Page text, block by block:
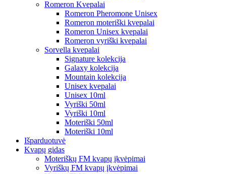
Romeron Kvepalai
Romeron Pheromone Unisex
Romeron moteriški kvepalai
Romeron Unisex kvepalai
Romeron vyriški kvepalai
Sorvella kvepalai
Signature kolekcija
Galaxy kolekcija
Mountain kolekcija
Unisex kvepalai
Unisex 10ml
Vyriški 50ml
Vyriški 10ml
Moteriški 50ml
Moteriški 10ml
Išparduotuvė
Kvapų gidas
Moteriškų FM kvapų įkvėpimai
Vyriškų FM kvapų įkvėpimai